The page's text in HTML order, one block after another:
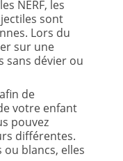
NERF, les
sont
Lors du
sur une
sans dévier ou
afin de
votre enfant
pouvez
différentes.
ou blancs, elles